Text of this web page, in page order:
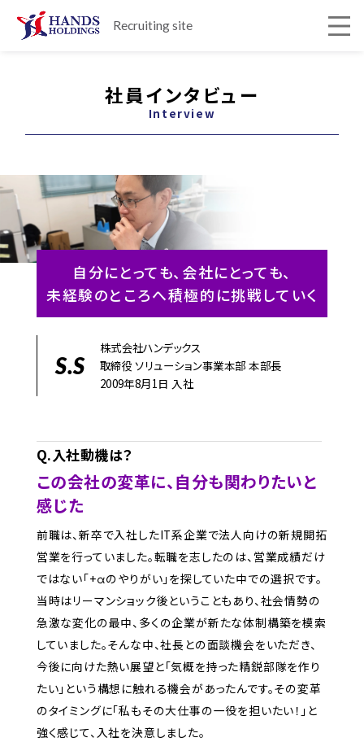
Recruiting site
社員インタビュー
Interview
自分にとっても、会社にとっても、
未経験のところへ積極的に挑戦していく
S.S
株式会社ハンデックス
取締役 ソリューション事業本部 本部長
2009年8月1日 入社
Q.入社動機は？
この会社の変革に、自分も関わりたいと
感じた
前職は、新卒で入社したIT系企業で法人向けの新規開拓
営業を行っていました。転職を志したのは、営業成績だけ
ではない「+αのやりがい」を探していた中での選択です。
当時はリーマンショック後ということもあり、社会情勢の
急激な変化の最中、多くの企業が新たな体制構築を模索
していました。そんな中、社長との面談機会をいただき、
今後に向けた熱い展望と「気概を持った精鋭部隊を作り
たい」という構想に触れる機会があったんです。その変革
のタイミングに「私もその大仕事の一役を担いたい！」と
強く感じて、入社を決意しました。